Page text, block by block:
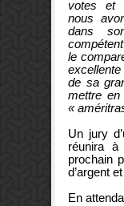
votes et
nous
dans
le
de sa
mettre
«
Un jury
réunira
prochain
d’argent
En